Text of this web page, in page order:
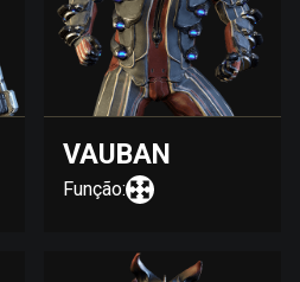
VAUBAN
Função: